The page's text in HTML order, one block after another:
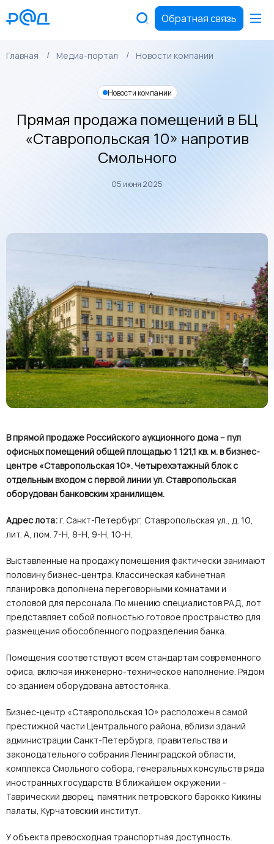
Обратная связь
Главная Медиа-портал Новости компании
Новости компании
Прямая продажа помещений в БЦ
«Ставропольская 10» напротив
Смольного
05 июня 2025
В прямой продаже Российского аукционного дома – пул
офисных помещений общей площадью 1 121,1 кв. м. в бизнес-
центре «Ставропольская 10». Четырехэтажный блок с
отдельным входом с первой линии ул. Ставропольская
оборудован банковским хранилищем.
Адрес лота:г. Санкт-Петербург, Ставропольская ул., д. 10,
лит. А, пом. 7-Н, 8-Н, 9-Н, 10-Н.
Выставленные на продажу помещения фактически занимают
половину бизнес-центра. Классическая кабинетная
планировка дополнена переговорными комнатами и
столовой для персонала. По мнению специалистов РАД, лот
представляет собой полностью готовое пространство для
размещения обособленного подразделения банка.
Помещения соответствуют всем стандартам современного
офиса, включая инженерно-техническое наполнение. Рядом
со зданием оборудована автостоянка.
Бизнес-центр «Ставропольская 10» расположен в самой
престижной части Центрального района, вблизи зданий
администрации Санкт-Петербурга, правительства и
законодательного собрания Ленинградской области,
комплекса Смольного собора, генеральных консульств ряда
иностранных государств. В ближайшем окружении –
Таврический дворец, памятник петровского барокко Кикины
палаты, Курчатовский институт.
У объекта превосходная транспортная доступность.